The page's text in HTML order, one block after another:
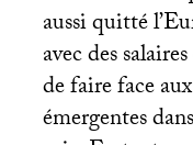
aussi quitté
avec des
de faire face
émergentes